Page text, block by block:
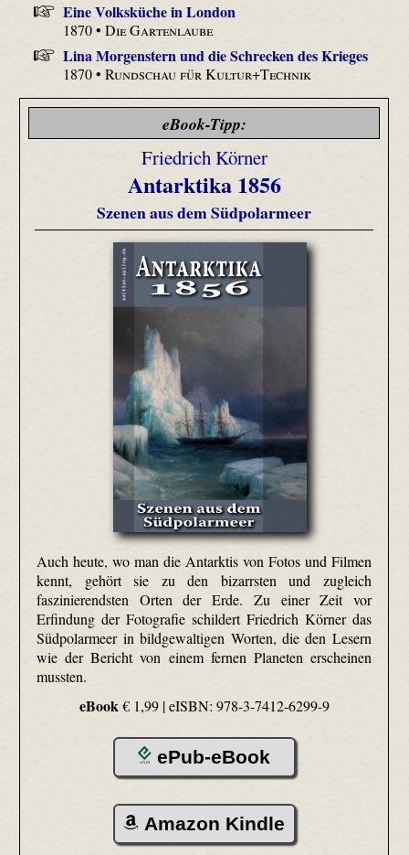
Eine Volksküche in London
1870 •Die Gartenlaube
Lina Morgenstern und die Schrecken des Krieges
1870 •Rundschau für Kultur+Technik
eBook-Tipp:
Friedrich Körner
Antarktika 1856
Szenen aus dem Südpolarmeer
Auch heute, wo man die Antarktis von Fotos und Filmen
kennt, gehört sie zu den bizarrsten und zugleich
faszinierendsten Orten der Erde. Zu einer Zeit vor
Erfindung der Fotografie schildert Friedrich Körner das
Südpolarmeer in bildgewaltigen Worten, die den Lesern
wie der Bericht von einem fernen Planeten erscheinen
mussten.
eBook € 1,99 |eISBN: 978-3-7412-6299-9
ePub-eBook
Amazon Kindle